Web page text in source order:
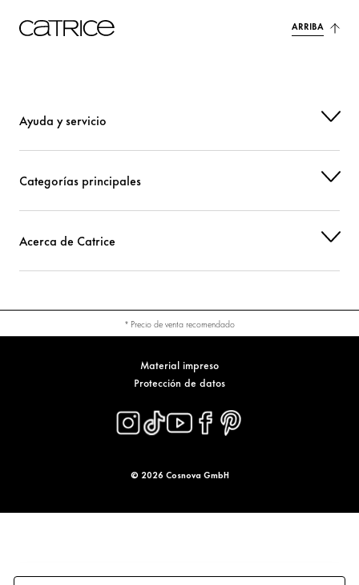
ARRIBA
Ayuda y servicio
Categorías principales
Acerca de Catrice
* Precio de venta recomendado
Material impreso
Protección de datos
© 2026 Cosnova GmbH